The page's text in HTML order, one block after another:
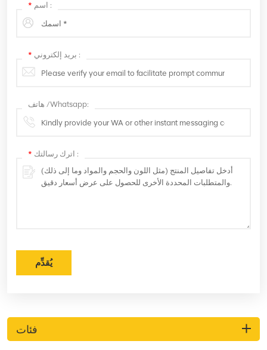
* اسم :
* بريد إلكتروني :
هاتف /Whatsapp:
* اترك رسالتك :
يُقدِّم
فئات